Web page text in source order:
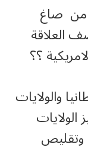
من صاغ
العلاقة
؟؟
والولايات
وتقليص